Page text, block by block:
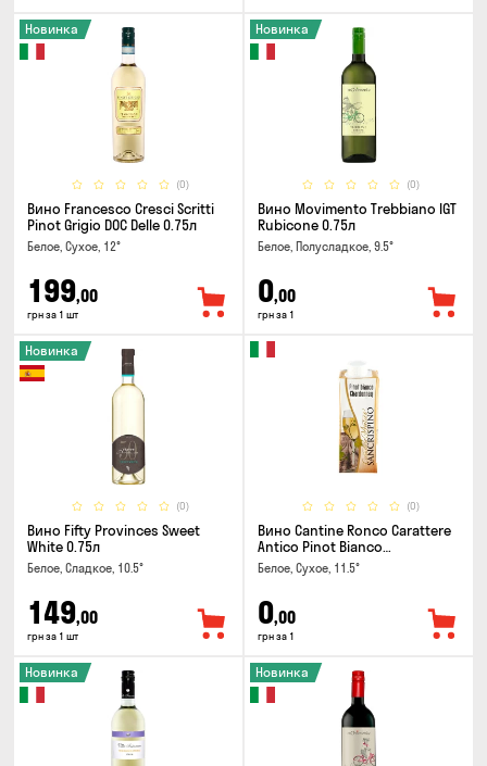
(0)
Новинка
Вино Francesco Cresci Scritti
Pinot Grigio DOC Delle 0.75л
Белое, Сухое, 12°
199,00
грн за 1 шт
(0)
Новинка
Вино Movimento Trebbiano IGT
Rubicone 0.75л
Белое, Полусладкое, 9.5°
0,00
грн за 1
(0)
Новинка
Вино Fifty Provinces Sweet
White 0.75л
Белое, Сладкое, 10.5°
149,00
грн за 1 шт
(0)
Вино Cantine Ronco Carattere
Antico Pinot Bianco
Chardonnay Rubicone IGT 0.25л
Белое, Сухое, 11.5°
0,00
грн за 1
Новинка Новинка